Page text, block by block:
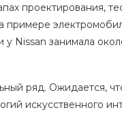
проектирования,
занимала
ряд. Ожидается,
искусственного